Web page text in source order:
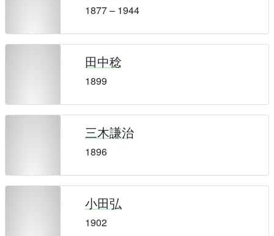
1877 – 1944
田中稔
1899
三木謙治
1896
小田弘
1902